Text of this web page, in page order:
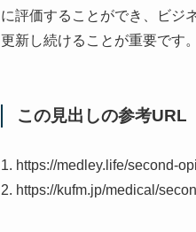
に評価することができ、ビジ
更新し続けることが重要です。
この見出しの参考URL
1. https://medley.life/second-
2. https://kufm.jp/medical/